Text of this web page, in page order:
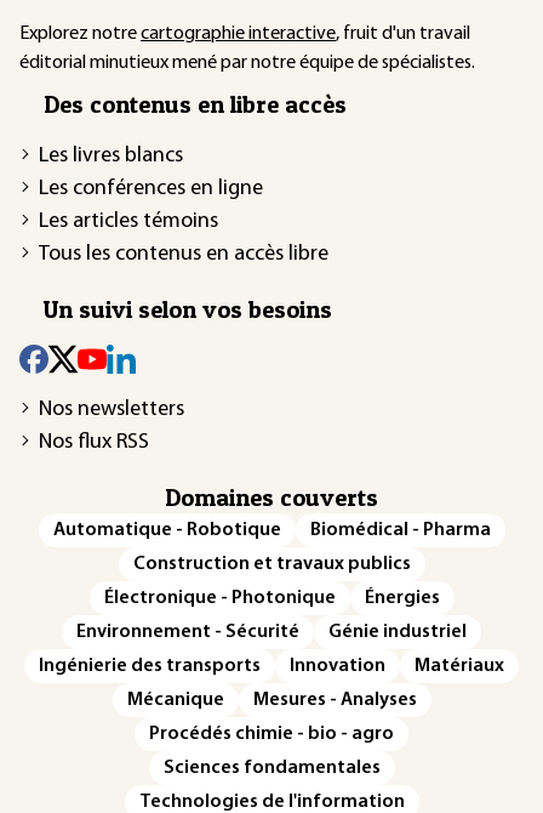
Explorez notrecartographie interactive, fruit d'un travail
éditorial minutieux mené par notre équipe de spécialistes.
Des contenus en libre accès
Les livres blancs
Les conférences en ligne
Les articles témoins
Tous les contenus en accès libre
Un suivi selon vos besoins
Nos newsletters
Nos flux RSS
Domaines couverts
Automatique - Robotique
Biomédical - Pharma
Construction et travaux publics
Électronique - Photonique
Énergies
Environnement - Sécurité
Génie industriel
Ingénierie des transports
Innovation
Matériaux
Mécanique
Mesures - Analyses
Procédés chimie - bio - agro
Sciences fondamentales
Technologies de l'information